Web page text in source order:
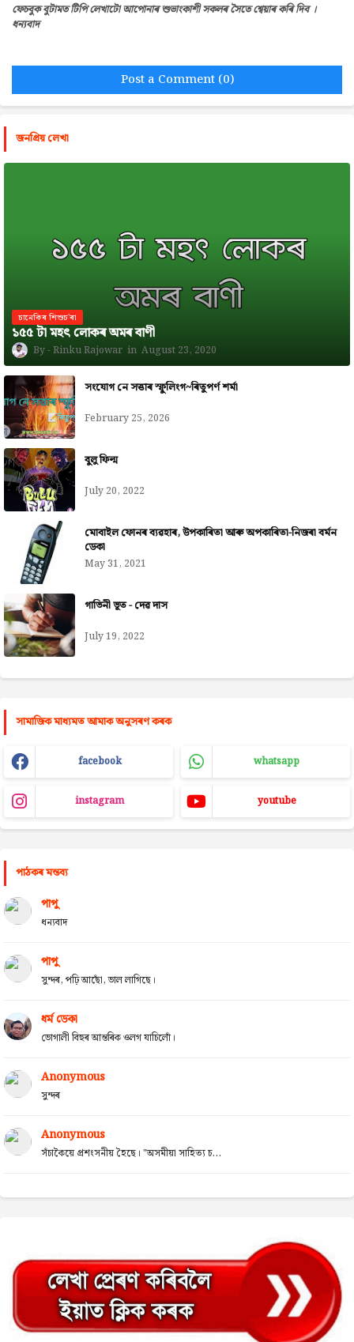
ফেচবুক বুটামত টিপি লেখাটো আপোনাৰ শুভাংকাশী সকলৰ সৈতে শ্বেয়াৰ কৰি দিব ।
ধন্যবাদ
Post a Comment (0)
জনপ্রিয় লেখা
চানেকিৰ শিশুচ'ৰা
১৫৫ টা মহৎ লোকৰ অমৰ বাণী
Rinku Rajowar August 23, 2020
সংযোগ নে সত্তাৰ স্ফুলিংগ~ৰিতুপৰ্ণ শৰ্মা
February 25, 2026
বুলু ফিল্ম
July 20, 2022
মোবাইল ফোনৰ ব্যৱহাৰ, উপকাৰিতা আৰু অপকাৰিতা-নিজৰা বৰ্মন
ডেকা
May 31, 2021
গাভিনী ভূত - দেৱ দাস
July 19, 2022
সামাজিক মাধ্যমত আমাক অনুসৰণ কৰক
facebook whatsapp
instagram youtube
পাঠকৰ মন্তব্য
পাপু
ধন্যবাদ
পাপু
সুন্দৰ, পঢ়ি আছোঁ, ভাল লাগিছে।
ধৰ্ম ডেকা
ভোগালী বিহুৰ আন্তৰিক ওলগ যাচিলোঁ।
Anonymous
সুন্দৰ
Anonymous
সঁচাকৈয়ে প্ৰশংসনীয় হৈছে। "অসমীয়া সাহিত্য চ...